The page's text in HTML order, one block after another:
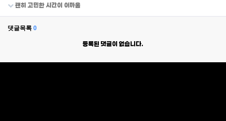
괜히 고민한 시간이 아까움
댓글목록 0
등록된 댓글이 없습니다.